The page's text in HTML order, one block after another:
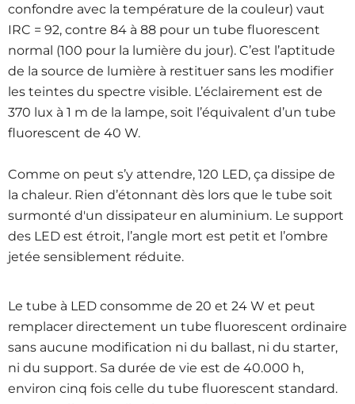
confondre avec la température de la couleur) vaut
IRC = 92, contre 84 à 88 pour un tube fluorescent
normal (100 pour la lumière du jour). C’est l’aptitude
de la source de lumière à restituer sans les modifier
les teintes du spectre visible. L’éclairement est de
370 lux à 1 m de la lampe, soit l’équivalent d’un tube
fluorescent de 40 W.
Comme on peut s’y attendre, 120 LED, ça dissipe de
la chaleur. Rien d’étonnant dès lors que le tube soit
surmonté d'un dissipateur en aluminium. Le support
des LED est étroit, l’angle mort est petit et l’ombre
jetée sensiblement réduite.
Le tube à LED consomme de 20 et 24 W et peut
remplacer directement un tube fluorescent ordinaire
sans aucune modification ni du ballast, ni du starter,
ni du support. Sa durée de vie est de 40.000 h,
environ cinq fois celle du tube fluorescent standard.